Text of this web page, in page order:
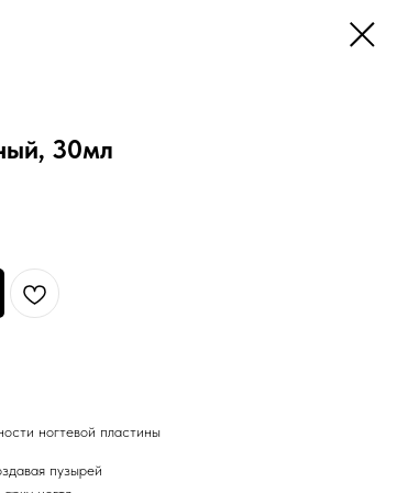
30мл
ногтевой пластины
пузырей